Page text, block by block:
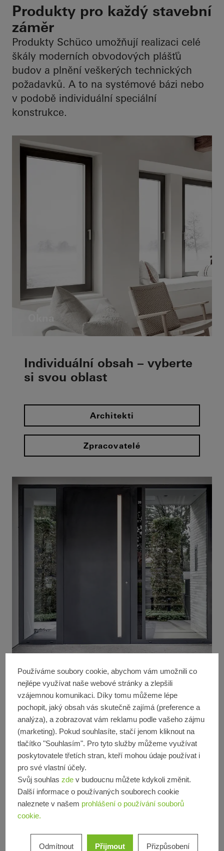
Produkty pro každý stavební
záměr
Produkty Schüco umožňují realizaci celé
škály moderních obvodových plášťů
budov a plnění veškerých technických
požadavků. A to na systémové bázi nebo
v podobě individuální speciální
konstrukce.
Okna
Individuální obsah – vyberte
si svou oblast
Architekti
Zpracovatelé
Individuální obsah – vyberte
si svou oblast
Architekti
Zpracovatelé
Používáme soubory cookie, abychom vám umožnili co
nejlépe využívat naše webové stránky a zlepšili
vzájemnou komunikaci. Díky tomu můžeme lépe
pochopit, jaký obsah vás skutečně zajímá (preference a
analýza), a zobrazovat vám reklamu podle vašeho zájmu
(marketing). Pokud souhlasíte, stačí jenom kliknout na
tlačítko "Souhlasím". Pro tyto služby můžeme využívat
poskytovatele třetích stran, kteří mohou údaje používat i
pro své vlastní účely.
Svůj souhlas zde v budoucnu můžete kdykoli změnit.
Další informace o používaných souborech cookie
naleznete v našem prohlášení o používání souborů
cookie.
Odmítnout Přijmout Přizpůsobení